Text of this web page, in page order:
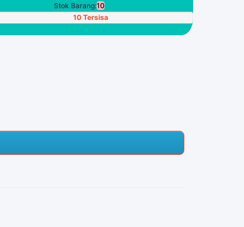
Stok Barang:10
10 Tersisa